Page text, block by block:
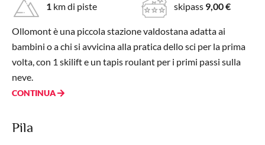
1 km di piste skipass 9,00 €
Ollomont è una piccola stazione valdostana adatta ai
bambini o a chi si avvicina alla pratica dello sci per la prima
volta, con 1 skilift e un tapis roulant per i primi passi sulla
neve.
CONTINUA
Pila